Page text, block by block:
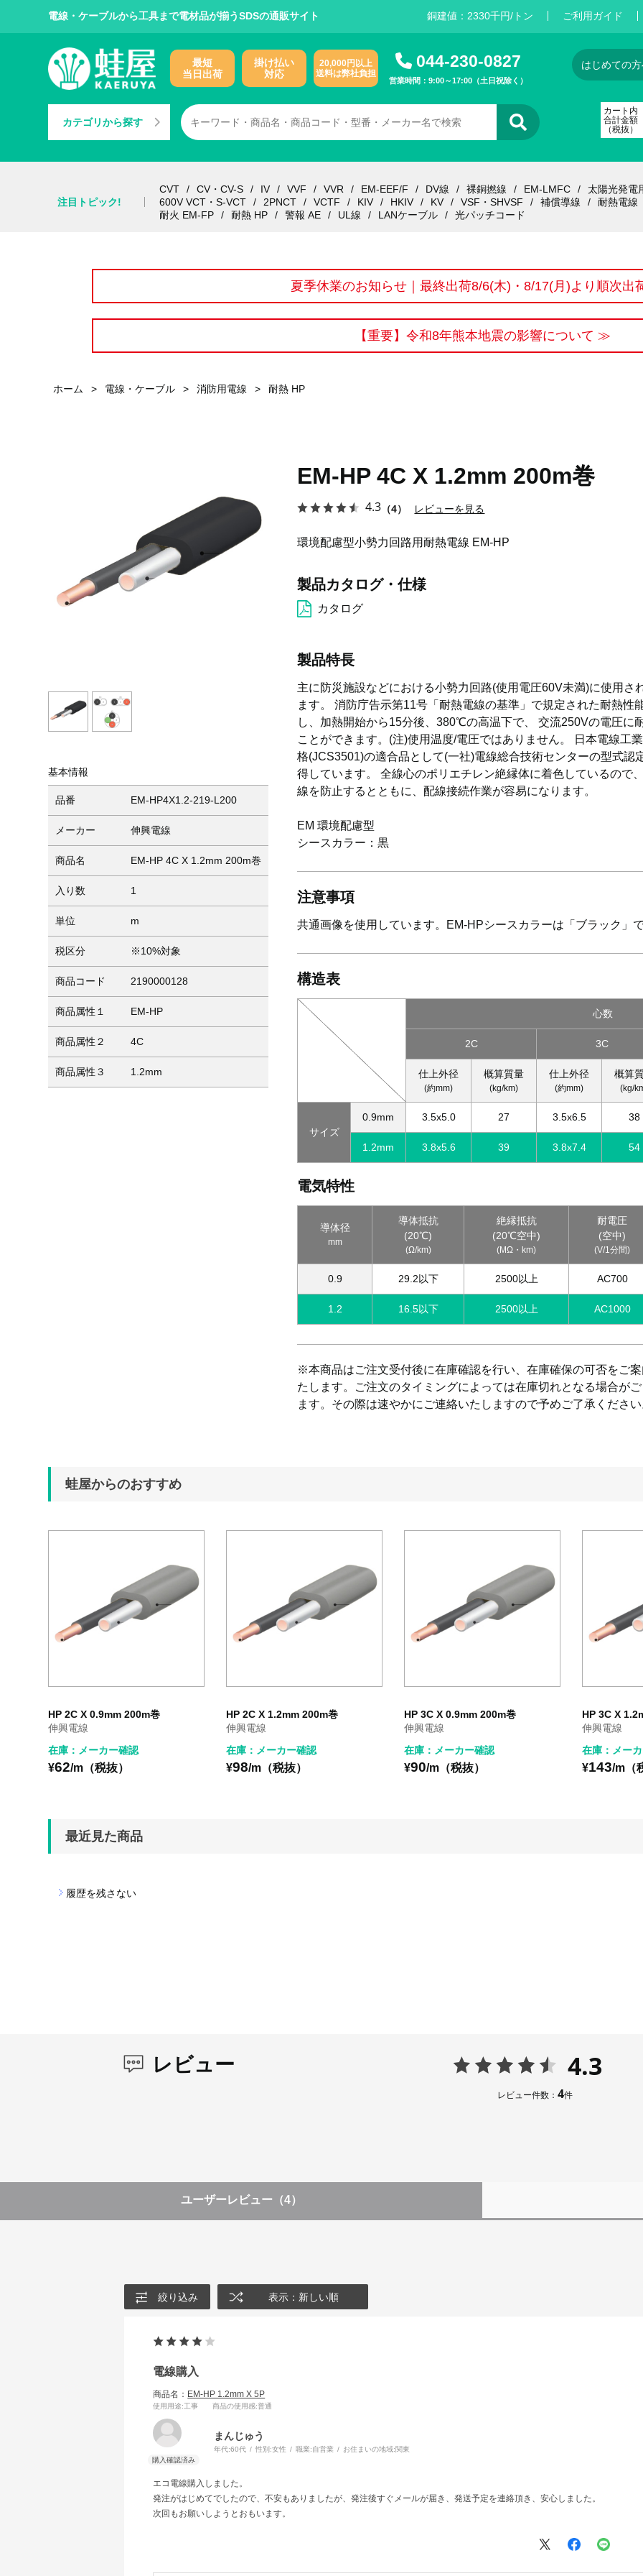
電線・ケーブルから工具まで電材品が揃うSDSの通販サイト 銅建値： 2330千円/トン ご利用ガイド
最短
当日出荷
掛け払い
対応
20,000円以上
送料は弊社負担
044-230-0827
営業時間：9:00～17:00（土日祝除く）
カテゴリから探す
はじめての
カート内
合計金額
（税抜）
注目トピック!
CVT CV・CV-S IV VVF VVR EM-EEF/F DV線 裸銅撚線 EM-LMFC 太陽光発電
600V VCT・S-VCT
2PNCT VCTF KIV HKIV KV VSF・SHVSF 補償導線 耐熱電線
耐火 EM-FP
耐熱 HP 警報 AE UL線 LANケーブル 光パッチコード
夏季休業のお知らせ｜最終出荷8/6(木)・8/17(月)より順次出
【重要】令和8年熊本地震の影響について ≫
ホーム > 電線・ケーブル > 消防用電線 > 耐熱 HP
基本情報
品番 EM-HP4X1.2-219-L200
メーカー 伸興電線
商品名 EM-HP 4C X 1.2mm 200m巻
入り数 1
単位 m
税区分 ※10%対象
商品コード 2190000128
商品属性１ EM-HP
商品属性２ 4C
商品属性３ 1.2mm
EM-HP 4C X 1.2mm 200m巻
4.3 （4） レビューを見る
環境配慮型小勢力回路用耐熱電線 EM-HP
製品カタログ・仕様
カタログ
製品特長
主に防災施設などにおける小勢力回路(使用電圧60V未満)に使用さ
ます。 消防庁告示第11号「耐熱電線の基準」で規定された耐熱性
し、加熱開始から15分後、380℃の高温下で、 交流250Vの電圧に
ことができます。(注)使用温度/電圧ではありません。 日本電線工
格(JCS3501)の適合品として(一社)電線総合技術センターの型式認
得しています。 全線心のポリエチレン絶縁体に着色しているので
線を防止するとともに、配線接続作業が容易になります。
EM 環境配慮型
シースカラー：黒
注意事項
共通画像を使用しています。EM-HPシースカラーは「ブラック」で
構造表
心数
2C 3C
仕上外径
(約mm)
概算質量
(kg/km)
仕上外径
(約mm)
概算
(kg/
サイズ
0.9mm 3.5x5.0 27 3.5x6.5 38
1.2mm 3.8x5.6 39 3.8x7.4 54
電気特性
導体径
mm
導体抵抗
(20℃)
(Ω/km)
絶縁抵抗
(20℃空中)
(MΩ・km)
耐電圧
(空中)
(V/1分間)
0.9 29.2以下 2500以上 AC700
1.2 16.5以下 2500以上 AC1000
※本商品はご注文受付後に在庫確認を行い、在庫確保の可否をご案
たします。ご注文のタイミングによっては在庫切れとなる場合が
ます。その際は速やかにご連絡いたしますので予めご了承ください
蛙屋からのおすすめ
HP 2C X 0.9mm 200m巻
伸興電線
在庫：メーカー確認
¥62/m（税抜）
HP 2C X 1.2mm 200m巻
伸興電線
在庫：メーカー確認
¥98/m（税抜）
HP 3C X 0.9mm 200m巻
伸興電線
在庫：メーカー確認
¥90/m（税抜）
HP 3C X
伸興電線
在庫：メー
¥143/m（
最近見た商品
履歴を残さない
レビュー 4.3
レビュー件数： 4件
ユーザーレビュー （4）
絞り込み 表示：新しい順
電線購入
商品名： EM-HP 1.2mm X 5P
使用用途:工事 商品の使用感:普通
まんじゅう
年代:60代 性別:女性 職業:自営業 お住まいの地域:関東
エコ電線購入しました。
発注がはじめてでしたので、不安もありましたが、発注後すぐメールが届き、発送予定を連絡頂き、安心しました。
次回もお願いしようとおもいます。